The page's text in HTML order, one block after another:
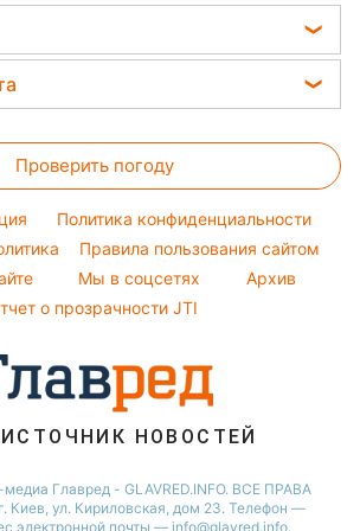
волос
Тана
Проверить погоду
Политика конфиденциальности
Правила пользования сайтом
Мы в соцсетях
Архив
о прозрачности JTI
НОВОСТЕЙ
Главред - GLAVRED.INFO. ВСЕ ПРАВА
ул. Кириловская, дом 23. Телефон —
электронной почты — info@glavred.info.